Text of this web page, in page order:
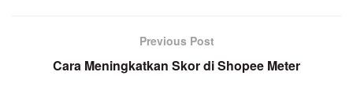
Previous Post
Cara Meningkatkan Skor di Shopee Meter